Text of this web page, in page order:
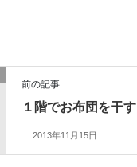
前の記事
１階でお布団を干す
2013年11月15日